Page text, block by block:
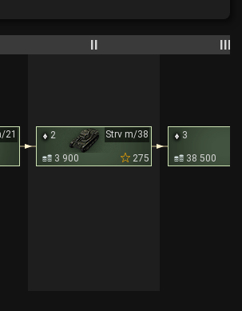
21
II
2 Strv m/38
3 900 275
III
3
38 500